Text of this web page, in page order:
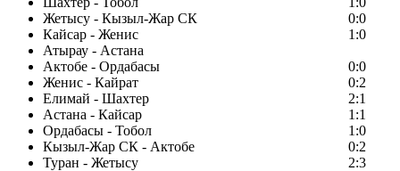
Жетысу - Кызыл-Жар СК
0:0
Кайсар - Женис
1:0
Атырау - Астана
Актобе - Ордабасы
0:0
Женис - Кайрат
0:2
Елимай - Шахтер
2:1
Астана - Кайсар
1:1
Ордабасы - Тобол
1:0
Кызыл-Жар СК - Актобе
0:2
Туран - Жетысу
2:3